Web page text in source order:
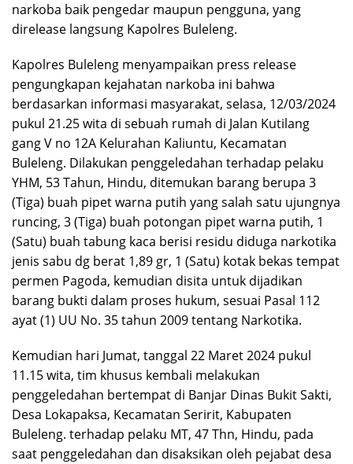
narkoba baik pengedar maupun pengguna, yang
direlease langsung Kapolres Buleleng.
Kapolres Buleleng menyampaikan press release
pengungkapan kejahatan narkoba ini bahwa
berdasarkan informasi masyarakat, selasa, 12/03/2024
pukul 21.25 wita di sebuah rumah di Jalan Kutilang
gang V no 12A Kelurahan Kaliuntu, Kecamatan
Buleleng. Dilakukan penggeledahan terhadap pelaku
YHM, 53 Tahun, Hindu, ditemukan barang berupa 3
(Tiga) buah pipet warna putih yang salah satu ujungnya
runcing, 3 (Tiga) buah potongan pipet warna putih, 1
(Satu) buah tabung kaca berisi residu diduga narkotika
jenis sabu dg berat 1,89 gr, 1 (Satu) kotak bekas tempat
permen Pagoda, kemudian disita untuk dijadikan
barang bukti dalam proses hukum, sesuai Pasal 112
ayat (1) UU No. 35 tahun 2009 tentang Narkotika.
Kemudian hari Jumat, tanggal 22 Maret 2024 pukul
11.15 wita, tim khusus kembali melakukan
penggeledahan bertempat di Banjar Dinas Bukit Sakti,
Desa Lokapaksa, Kecamatan Seririt, Kabupaten
Buleleng. terhadap pelaku MT, 47 Thn, Hindu, pada
saat penggeledahan dan disaksikan oleh pejabat desa